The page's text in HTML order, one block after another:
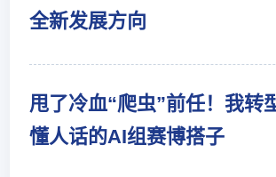
全新发展方向
甩了冷血“爬虫”前任！我转
懂人话的AI组赛博搭子